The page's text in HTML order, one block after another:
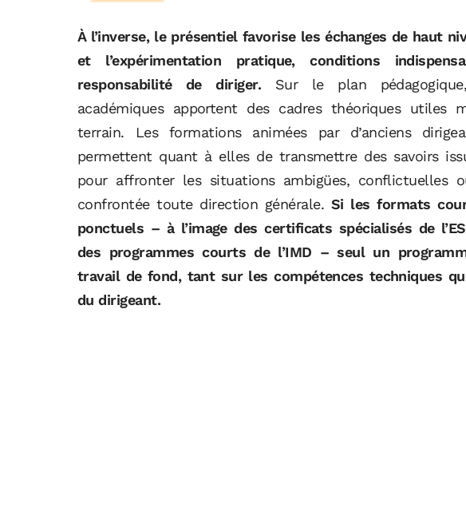
À l’inverse, le présentiel favorise les échanges de haut
et l’expérimentation pratique, conditions
responsabilité de diriger. Sur le plan
académiques apportent des cadres théoriques utiles
terrain. Les formations animées par d’anciens
permettent quant à elles de transmettre des savoirs
pour affronter les situations ambigües, conflictuelles
confrontée toute direction générale. Si les formats
ponctuels – à l’image des certificats spécialisés de
des programmes courts de l’IMD – seul un
travail de fond, tant sur les compétences techniques
du dirigeant.